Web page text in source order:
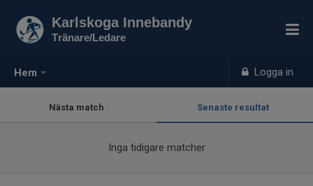
Hem Logga in
Karlskoga Innebandy
Tränare/Ledare
Nästa match Senaste resultat
Inga tidigare matcher